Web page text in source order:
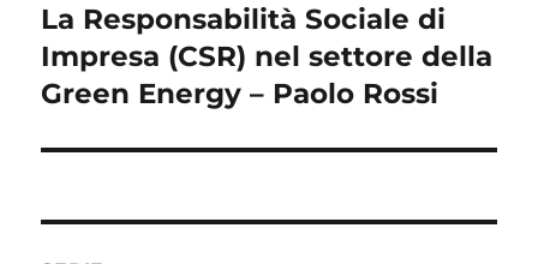
Articolo
successivo:
La Responsabilità Sociale di
Impresa (CSR) nel settore della
Green Energy – Paolo Rossi